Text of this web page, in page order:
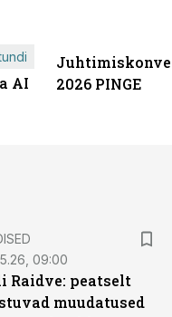
AI
2026 PINGE
09:00
Raidve: peatselt
muudatused